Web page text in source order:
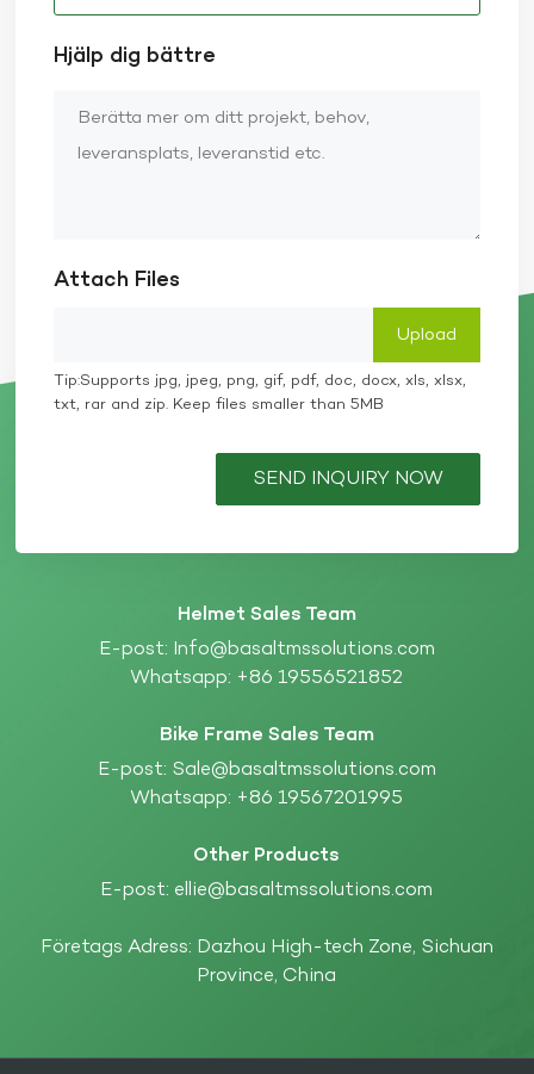
Hjälp dig bättre
Attach Files
Tip:Supports jpg, jpeg, png, gif, pdf, doc, docx, xls, xlsx,
txt, rar and zip. Keep files smaller than 5MB
SEND INQUIRY NOW
Helmet Sales Team
E-post: Info@basaltmssolutions.com
Whatsapp: +86 19556521852
Bike Frame Sales Team
E-post: Sale@basaltmssolutions.com
Whatsapp: +86 19567201995
Other Products
E-post: ellie@basaltmssolutions.com
Företags Adress: Dazhou High-tech Zone, Sichuan
Province, China